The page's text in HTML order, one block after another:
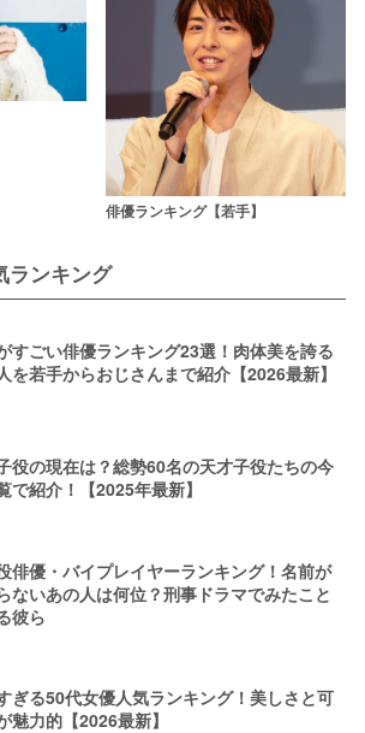
俳優ランキング【若手】
ランキング
すごい俳優ランキング23選！肉体美を誇る
を若手からおじさんまで紹介【2026最新】
役の現在は？総勢60名の天才子役たちの今
で紹介！【2025年最新】
俳優・バイプレイヤーランキング！名前が
ないあの人は何位？刑事ドラマでみたこと
彼ら
ぎる50代女優人気ランキング！美しさと可
魅力的【2026最新】